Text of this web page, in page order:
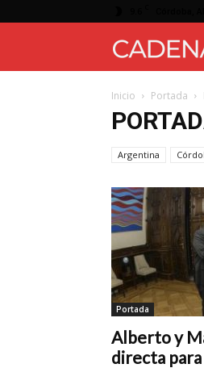
Inicio Portada
Argentina
Portada
Alberto y
directa